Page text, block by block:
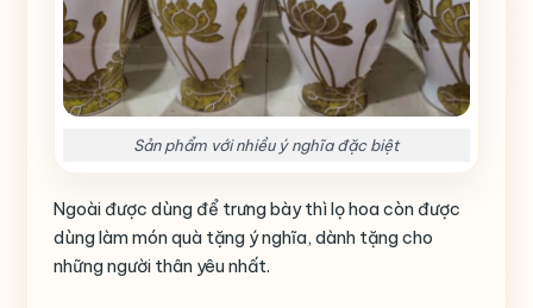
Sản phẩm với nhiều ý nghĩa đặc biệt
Ngoài được dùng để trưng bày thì lọ hoa còn được
dùng làm món quà tặng ý nghĩa, dành tặng cho
những người thân yêu nhất.